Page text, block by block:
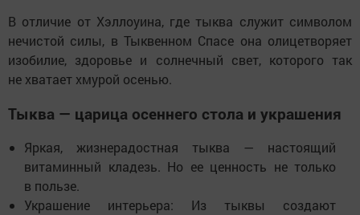
В отличие от Хэллоуина, где тыква служит символом
нечистой силы, в Тыквенном Спасе она олицетворяет
изобилие, здоровье и солнечный свет, которого так
не хватает хмурой осенью.
Тыква — царица осеннего стола и украшения
Яркая, жизнерадостная тыква — настоящий
витаминный кладезь. Но ее ценность не только
в пользе.
Украшение интерьера: Из тыквы создают